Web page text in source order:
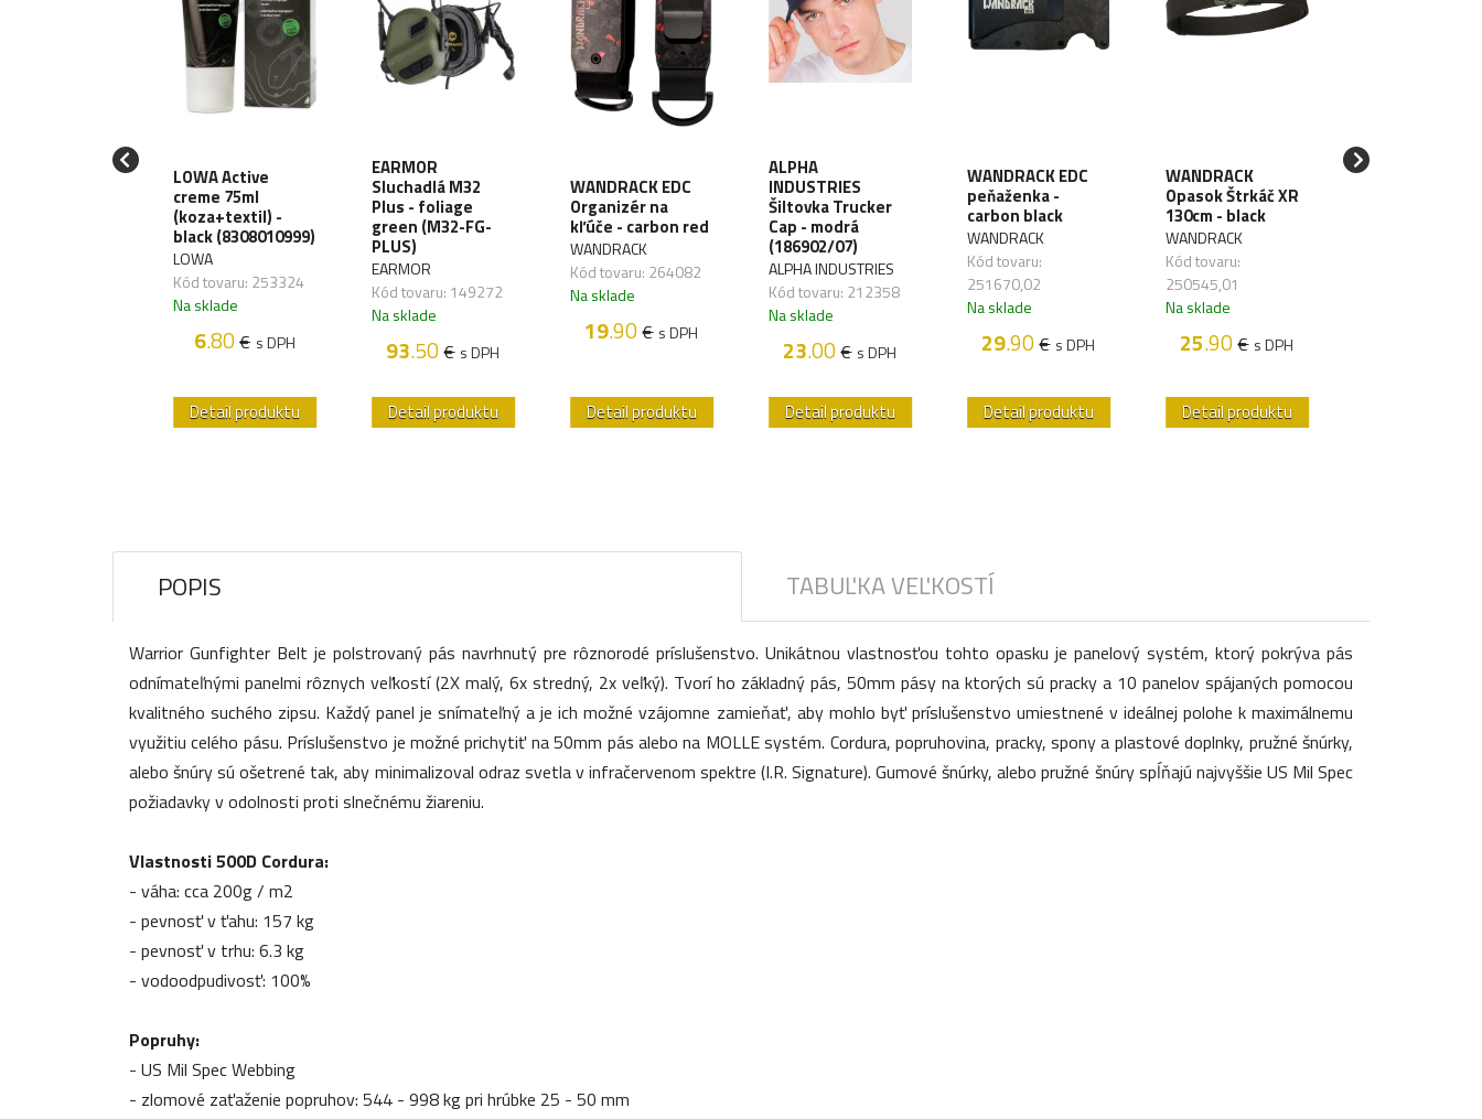
Škrtidlo C-A- LOWA Active
creme 75ml
(koza+textil) -
black (8308010999)
LOWA
Kód tovaru: 253324
Na sklade
6.80€ s DPH
Detail produktu
EARMOR
Sluchadlá M32
Plus - foliage
green (M32-FG-
PLUS)
EARMOR
Kód tovaru: 149272
Na sklade
93.50€ s DPH
Detail produktu
WANDRACK EDC
Organizér na
kľúče - carbon red
WANDRACK
Kód tovaru: 264082
Na sklade
19.90€ s DPH
Detail produktu
ALPHA
INDUSTRIES
Šiltovka Trucker
Cap - modrá
(186902/07)
ALPHA INDUSTRIES
Kód tovaru: 212358
Na sklade
23.00€ s DPH
Detail produktu
WANDRACK EDC
peňaženka -
carbon black
WANDRACK
Kód tovaru:
251670,02
Na sklade
29.90€ s DPH
Detail produktu
WANDRACK
Opasok Štrkáč XR
130cm - black
WANDRACK
Kód tovaru:
250545,01
Na sklade
25.90€ s DPH
Detail produktu
POPIS TABUĽKA VEĽKOSTÍ
Warrior Gunfighter Belt je polstrovaný pás navrhnutý pre rôznorodé príslušenstvo. Unikátnou vlastnosťou tohto opasku je panelový systém, ktorý pokrýva pás
odnímateľnými panelmi rôznych veľkostí (2X malý, 6x stredný, 2x veľký). Tvorí ho základný pás, 50mm pásy na ktorých sú pracky a 10 panelov spájaných pomocou
kvalitného suchého zipsu. Každý panel je snímateľný a je ich možné vzájomne zamieňať, aby mohlo byť príslušenstvo umiestnené v ideálnej polohe k maximálnemu
využitiu celého pásu. Príslušenstvo je možné prichytiť na 50mm pás alebo na MOLLE systém. Cordura, popruhovina, pracky, spony a plastové doplnky, pružné šnúrky,
alebo šnúry sú ošetrené tak, aby minimalizoval odraz svetla v infračervenom spektre (I.R. Signature). Gumové šnúrky, alebo pružné šnúry spĺňajú najvyššie US Mil Spec
požiadavky v odolnosti proti slnečnému žiareniu.
Vlastnosti 500D Cordura:
- váha: cca 200g / m2
- pevnosť v ťahu: 157 kg
- pevnosť v trhu: 6.3 kg
- vodoodpudivosť: 100%
Popruhy:
- US Mil Spec Webbing
- zlomové zaťaženie popruhov: 544 - 998 kg pri hrúbke 25 - 50 mm